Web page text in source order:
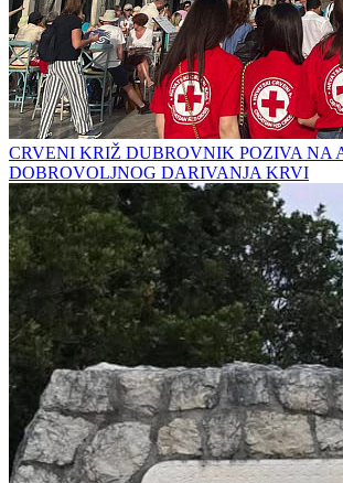
CRVENI KRIŽ DUBROVNIK POZIVA NA
DOBROVOLJNOG DARIVANJA KRVI